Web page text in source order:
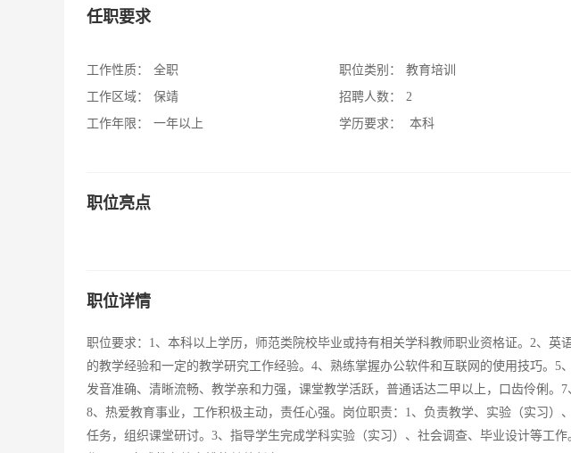
任职要求
工作性质：
全职
工作区域：
保靖
工作年限：
一年以上
职位类别：
教育培训
招聘人数：
2
学历要求：
本科
职位亮点
职位详情
职位要求：1、本科以上学历，师范类院校毕业或持有相关学科教师职业资格证。2、英
的教学经验和一定的教学研究工作经验。4、熟练掌握办公软件和互联网的使用技巧。5
发音准确、清晰流畅、教学亲和力强，课堂教学活跃，普通话达二甲以上，口齿伶俐。
8、热爱教育事业，工作积极主动，责任心强。岗位职责：1、负责教学、实验（实习）
任务，组织课堂研讨。3、指导学生完成学科实验（实习）、社会调查、毕业设计等工